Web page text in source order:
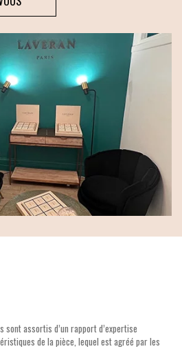
sont assortis d’un rapport d’expertise
de la pièce, lequel est agréé par les